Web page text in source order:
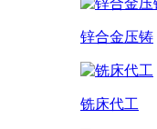
锌合金压铸
铣床代工